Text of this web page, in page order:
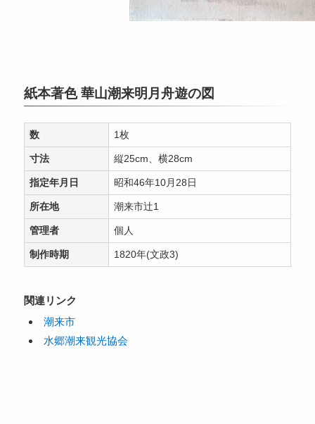
紙本著色 華山潮来明月舟遊の図
数 1枚
寸法 縦25cm、横28cm
指定年月日 昭和46年10月28日
所在地 潮来市辻1
管理者 個人
制作時期 1820年(文政3)
関連リンク
潮来市
水郷潮来観光協会